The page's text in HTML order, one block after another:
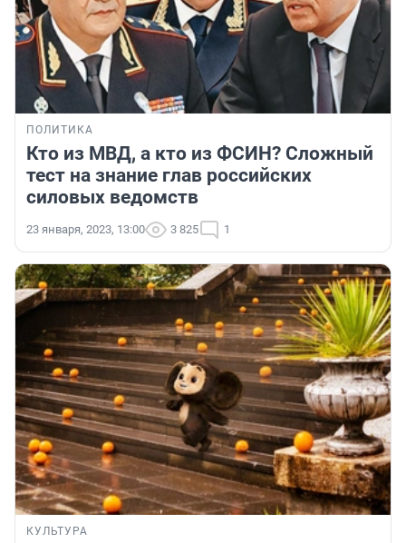
ПОЛИТИКА
Кто из МВД, а кто из ФСИН? Сложный
тест на знание глав российских
силовых ведомств
23 января, 2023, 13:00 3 825 1
КУЛЬТУРА